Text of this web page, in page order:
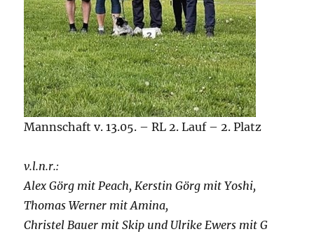
Mannschaft v. 13.05. – RL 2. Lauf – 2. Platz
v.l.n.r.:
Alex Görg mit Peach, Kerstin Görg mit Yoshi,
Thomas Werner mit Amina,
Christel Bauer mit Skip und Ulrike Ewers mit G